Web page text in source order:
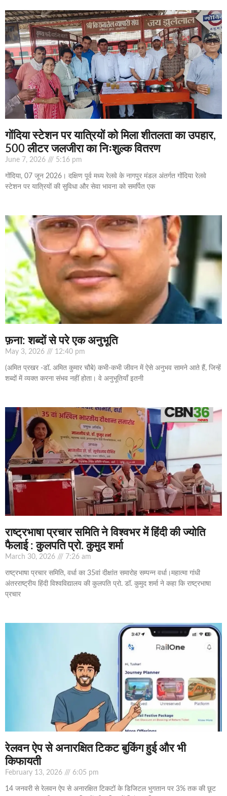
गोंदिया स्टेशन पर यात्रियों को मिला शीतलता का उपहार,
500 लीटर जलजीरा का निःशुल्क वितरण
June 7, 2026 5:16 pm
गोंदिया, 07 जून 2026। दक्षिण पूर्व मध्य रेलवे के नागपुर मंडल अंतर्गत गोंदिया रेलवे
स्टेशन पर यात्रियों की सुविधा और सेवा भावना को समर्पित एक
फ़ना: शब्दों से परे एक अनुभूति
May 3, 2026 12:40 pm
(अमित प्रखर -डॉ. अमित कुमार चौबे) कभी-कभी जीवन में ऐसे अनुभव सामने आते हैं, जिन्हें
शब्दों में व्यक्त करना संभव नहीं होता। वे अनुभूतियाँ इतनी
राष्ट्रभाषा प्रचार समिति ने विश्वभर में हिंदी की ज्योति
फैलाई : कुलपति प्रो. कुमुद शर्मा
March 30, 2026 7:26 am
राष्ट्रभाषा प्रचार समिति, वर्धा का 35वां दीक्षांत समारोह सम्पन्न वर्धा।महात्मा गांधी
अंतरराष्ट्रीय हिंदी विश्वविद्यालय की कुलपति प्रो. डॉ. कुमुद शर्मा ने कहा कि राष्ट्रभाषा
प्रचार
रेलवन ऐप से अनारक्षित टिकट बुकिंग हुई और भी
किफायती
February 13, 2026 6:05 pm
14 जनवरी से रेलवन ऐप से अनारक्षित टिकटों के डिजिटल भुगतान पर 3% तक की छूट